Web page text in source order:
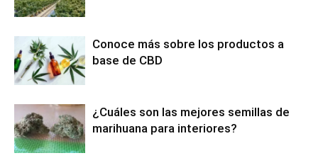
Conoce más sobre los productos a
base de CBD
¿Cuáles son las mejores semillas de
marihuana para interiores?